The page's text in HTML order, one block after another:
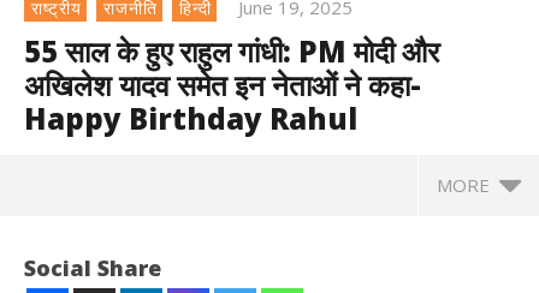
राष्ट्रीय राजनीति हिन्दी June 19, 2025
55 साल के हुए राहुल गांधी: PM मोदी और
अखिलेश यादव समेत इन नेताओं ने कहा-
Happy Birthday Rahul
MORE
Social Share